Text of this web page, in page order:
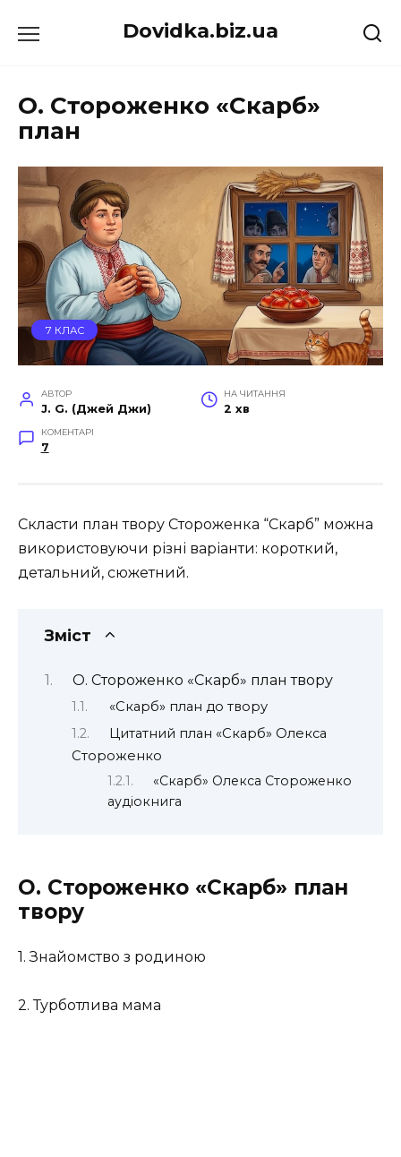
до
Dovidka.biz.ua
О. Стороженко «Скарб»
план
7 КЛАС
АВТОР
J. G. (Джей Джи)
НА ЧИТАННЯ
2 хв
КОМЕНТАРІ
7
Скласти план твору Стороженка “Скарб” можна
використовуючи різні варіанти: короткий,
детальний, сюжетний.
Зміст
О. Стороженко «Скарб» план твору
«Скарб» план до твору
Цитатний план «Скарб» Олекса
Стороженко
«Скарб» Олекса Стороженко
аудіокнига
О. Стороженко «Скарб» план
твору
1. Знайомство з родиною
2. Турботлива мама